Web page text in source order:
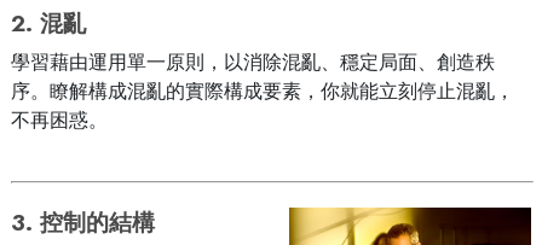
2. 混亂
學習藉由運用單一原則，以消除混亂、穩定局面、創造秩
序。瞭解構成混亂的實際構成要素，你就能立刻停止混亂，
不再困惑。
3. 控制的結構